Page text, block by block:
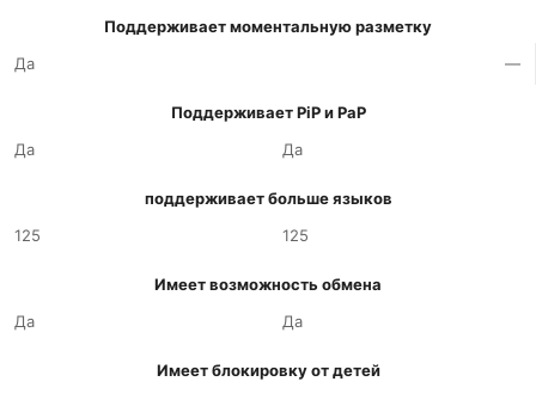
Поддерживает моментальную разметку
Да
—
Поддерживает PiP и PaP
Да
Да
поддерживает больше языков
125
125
Имеет возможность обмена
Да
Да
Имеет блокировку от детей